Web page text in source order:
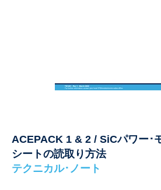
ACEPACK 1 & 2 / SiCパワー･
シートの読取り方法
テクニカル･ノート